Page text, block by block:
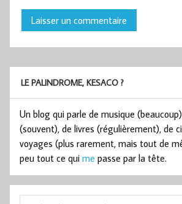
LE PALINDROME, KESACO ?
Un blog qui parle de musique
(souvent), de livres (régulièrement), de
voyages (plus rarement, mais tout de
peu tout ce qui me passe par la tête.